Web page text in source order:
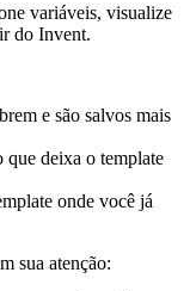
variáveis, visualize
do Invent.
e são salvos mais
deixa o template
onde você já
sua atenção: